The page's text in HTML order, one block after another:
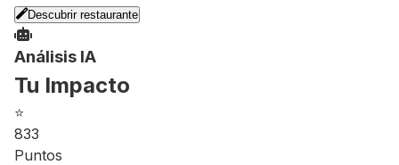
Descubrir restaurante
Análisis IA
Tu Impacto
⭐
833
Puntos